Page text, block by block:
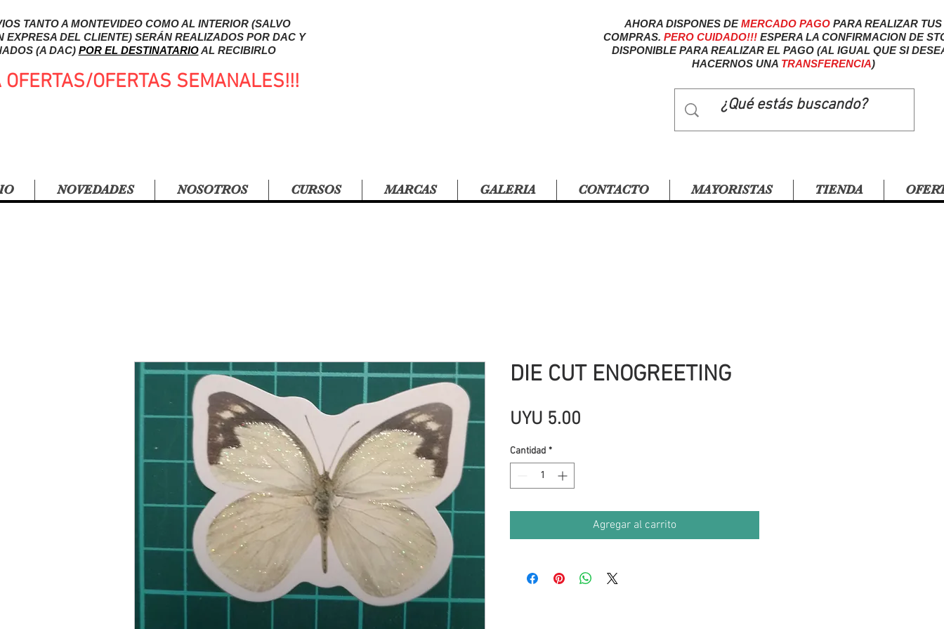
TANTO A MONTEVIDEO COMO AL INTERIOR (SALVO
EXPRESA DEL CLIENTE) SERÁN REALIZADOS POR DAC Y
(A DAC) POR EL DESTINATARIOAL RECIBIRLO
OFERTAS/OFERTAS SEMANALES!!!
AHORA DISPONES DEMERCADO PAGO PARA REALIZAR TUS
COMPRAS. PERO CUIDADO!!!ESPERA LA CONFIRMACION DE
DISPONIBLE PARA REALIZAR EL PAGO (AL IGUAL QUE SI
HACERNOS UNA TRANSFERENCIA)
NOVEDADES NOSOTROS CURSOS MARCAS GALERIA CONTACTO MAYORISTAS TIENDA
DIE CUT ENOGREETING
UYU 5.00
Cantidad *
Agregar al carrito